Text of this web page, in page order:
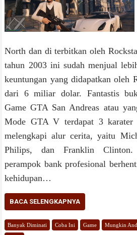
North dan di terbitkan oleh
tahun 2003 ini sudah menjual
keuntungan yang didapatkan oleh
dari 6 miliar dolar. Fantastis
Game GTA San Andreas atau
Mode GTA V terdapat 3 karater
melengkapi alur cerita, yaitu
Philips, dan Franklin Clinton.
perampok bank profesional
kehidupan…
BACA SELENGKAPNYA
Banyak Diminati Coba Ini Game Mungkin